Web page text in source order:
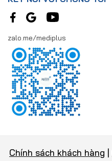
zalo.me/mediplus
Chính sách khách hàng